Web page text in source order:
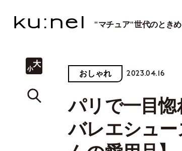
"マチュア"世代のときめ
おしゃれ 2023.04.16
パリで一目惚
バレエシュ